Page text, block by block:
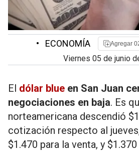
• ECONOMÍA Agregar
viernes 05 de junio
El dólar blue en San Juan
negociaciones en baja. Es
norteamericana descendió
cotización respecto al
$1.470 para la venta, y